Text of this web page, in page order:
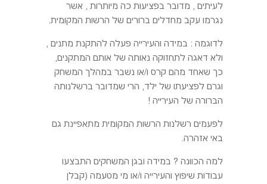
לעיתים , מדובר בפציעות כה מיותרות , אשר
נגרמו עקב מחדלים ברורים של הרשות המקומית.
לדוגמה : במידה והעירייה פעלה להתקנת מתנים ,
ולא דאגה לתחזוקה נאותה של אותם המתקנים,
כך שאחד מהם קרס ו/או נשבר במהלך המשחק
וגרם לפציעתו של ילד, הרי שמדובר ברשלנותה
הברורה של העירייה !
לפעמים רשלנות הרשות המקומית מתאפיינת גם
באי אזהרה.
למה הכוונה ? במידה ובגן המשחקים התבצעו
עבודות שיפוץ והעירייה ו/או מי מטעמה (קבלן